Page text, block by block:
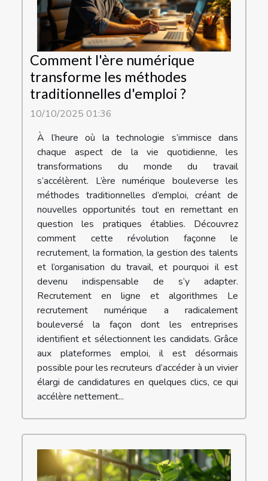
Comment l'ère numérique
transforme les méthodes
traditionnelles d'emploi ?
10/10/2025 01:36
À l’heure où la technologie s’immisce dans
chaque aspect de la vie quotidienne, les
transformations du monde du travail
s’accélèrent. L’ère numérique bouleverse les
méthodes traditionnelles d’emploi, créant de
nouvelles opportunités tout en remettant en
question les pratiques établies. Découvrez
comment cette révolution façonne le
recrutement, la formation, la gestion des talents
et l’organisation du travail, et pourquoi il est
devenu indispensable de s’y adapter.
Recrutement en ligne et algorithmes Le
recrutement numérique a radicalement
bouleversé la façon dont les entreprises
identifient et sélectionnent les candidats. Grâce
aux plateformes emploi, il est désormais
possible pour les recruteurs d’accéder à un vivier
élargi de candidatures en quelques clics, ce qui
accélère nettement...